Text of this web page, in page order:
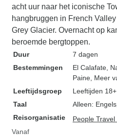
acht uur naar het iconische
hangbruggen in French
Grey Glacier. Overnacht op
beroemde bergtoppen.
Duur
7 dagen
Bestemmingen
El Calafate ,
Paine , Meer
Leeftijdsgroep
Leeftijden 18+
Taal
Alleen:
Reisorganisatie
People
Vanaf